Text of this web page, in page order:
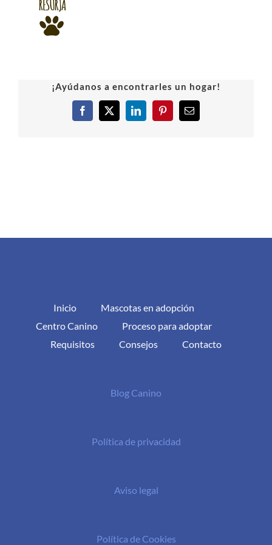
¡Ayúdanos a encontrarles un hogar!
Facebook
X LinkedInPinterestCorreo
Inicio
Mascotas en adopción
Centro Canino
Proceso para adoptar
Requisitos
Consejos Contacto
Blog Canino
Política de privacidad
Aviso legal
Política de Cookies